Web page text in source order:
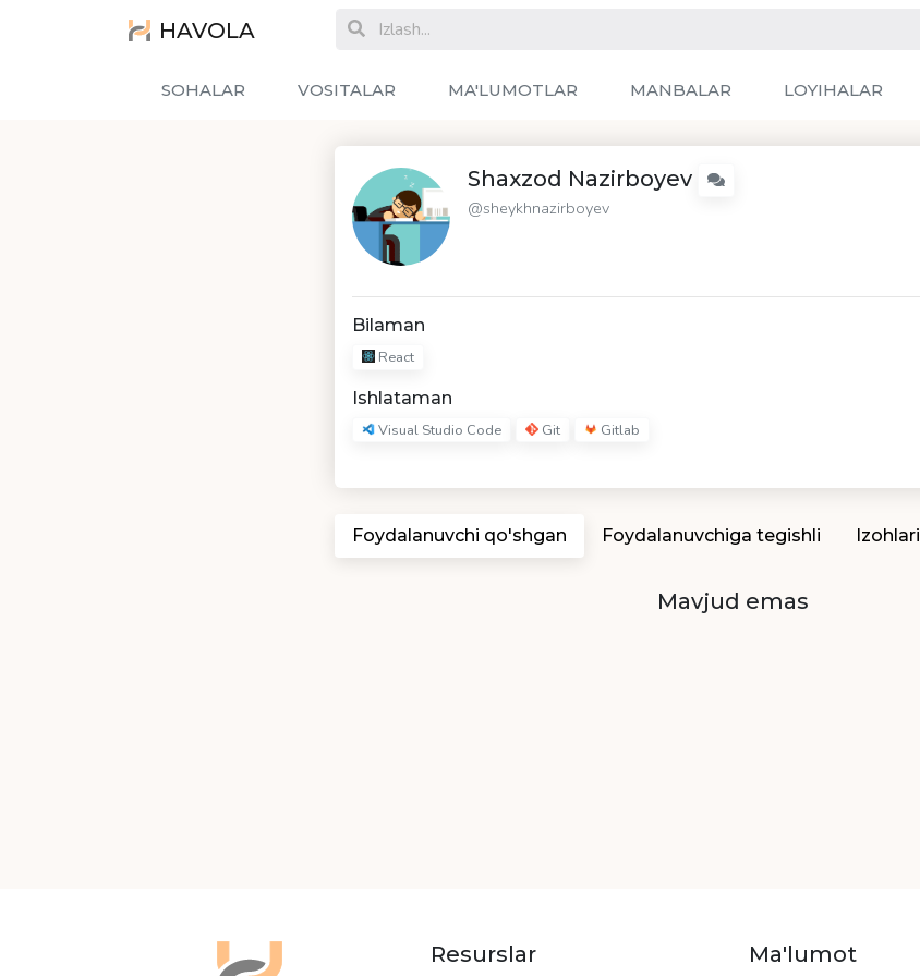
HAVOLA
SOHALAR VOSITALAR MA'LUMOTLAR MANBALAR LOYIHALAR
Shaxzod Nazirboyev
@sheykhnazirboyev
Bilaman
React
Ishlataman
Visual Studio Code Git Gitlab
Foydalanuvchi qo'shgan Foydalanuvchiga tegishli Izohlari
Mavjud emas
Resurslar Ma'lumot